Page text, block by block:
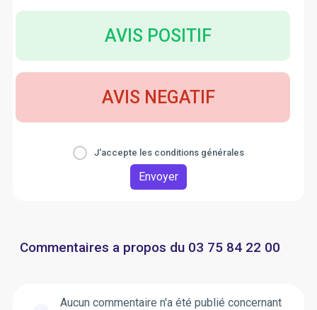
AVIS POSITIF
AVIS NEGATIF
J'accepte les conditions générales
Envoyer
Commentaires a propos du 03 75 84 22 00
Aucun commentaire n'a été publié concernant